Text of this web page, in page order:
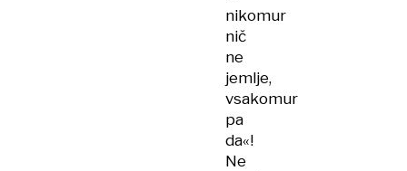
nikomur
nič
ne
jemlje,
vsakomur
pa
da«!
Ne